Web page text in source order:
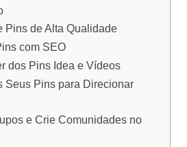
Pins de Alta Qualidade
com SEO
dos Pins Idea e Vídeos
Seus Pins para Direcionar
e Crie Comunidades no